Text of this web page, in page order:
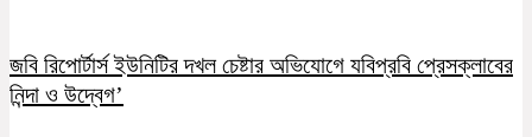
জবি রিপোর্টার্স ইউনিটির দখল চেষ্টার অভিযোগে যবিপ্রবি প্রেসক্লাবের
নিন্দা ও উদ্বেগ’